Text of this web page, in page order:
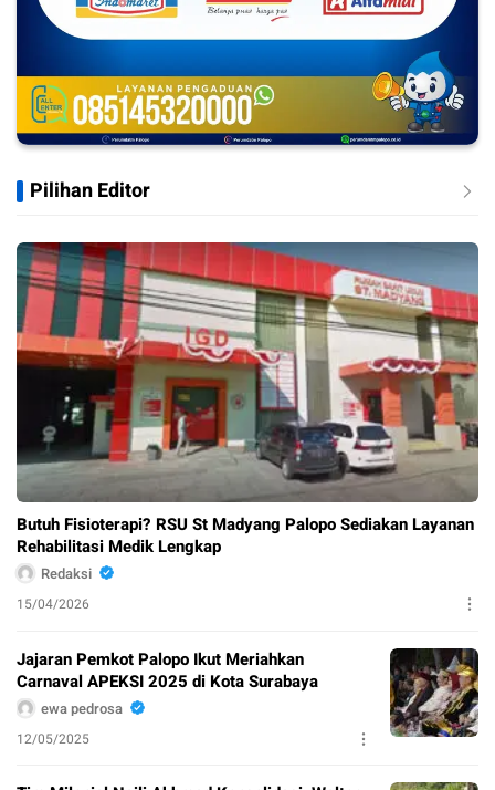
Pilihan Editor
Butuh Fisioterapi? RSU St Madyang Palopo Sediakan Layanan
Rehabilitasi Medik Lengkap
Redaksi
15/04/2026
Jajaran Pemkot Palopo Ikut Meriahkan
Carnaval APEKSI 2025 di Kota Surabaya
ewa pedrosa
12/05/2025